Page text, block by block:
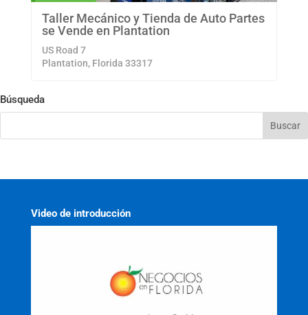
Taller Mecánico y Tienda de Auto Partes
se Vende en Plantation
US Road 7
Plantation, Florida 33317
Búsqueda
Video de introducción